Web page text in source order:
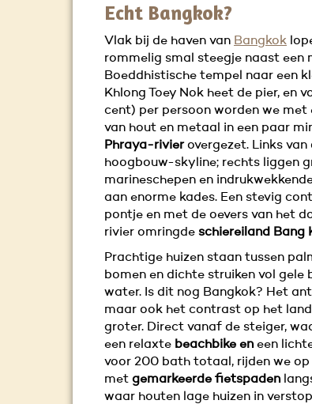
Echt Bangkok?
Vlak bij de haven van Bangkok
rommelig smal steegje naast een
Boeddhistische tempel naar een
Khlong Toey Nok heet de pier, en
cent) per persoon worden we met
van hout en metaal in een paar
Phraya-rivierovergezet. Links van
hoogbouw-skyline; rechts liggen
marineschepen en
aan enorme kades. Een stevig
pontje en met de oevers van het
rivier omringde schiereiland Bang
Prachtige huizen staan tussen
bomen en dichte struiken vol gele
water. Is dit nog Bangkok? Het
maar ook het contrast op het
groter. Direct vanaf de steiger,
een relaxte beachbike eneen
voor 200 bath totaal, rijden we op
met gemarkeerde fietspaden
waar houten lage huizen in